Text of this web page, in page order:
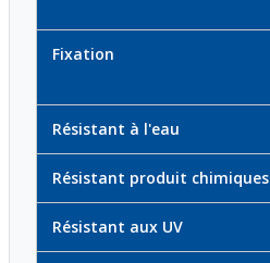
Fixation
Résistant à l'eau
Résistant produit chimiques
Résistant aux UV